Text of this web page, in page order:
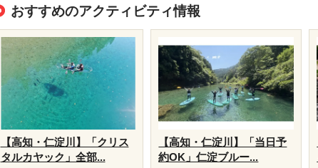
おすすめのアクティビティ情報
【高知・仁淀川】「クリス
タルカヤック」全部...
【高知・仁淀川】「当日予
約OK」仁淀ブルー...